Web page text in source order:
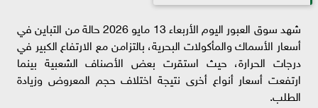
شهد سوق العبور اليوم الأربعاء 13 مايو 2026 حالة من التباين في
أسعار الأسماك والمأكولات البحرية، بالتزامن مع الارتفاع الكبير في
درجات الحرارة، حيث استقرت بعض الأصناف الشعبية بينما
ارتفعت أسعار أنواع أخرى نتيجة اختلاف حجم المعروض وزيادة
الطلب.